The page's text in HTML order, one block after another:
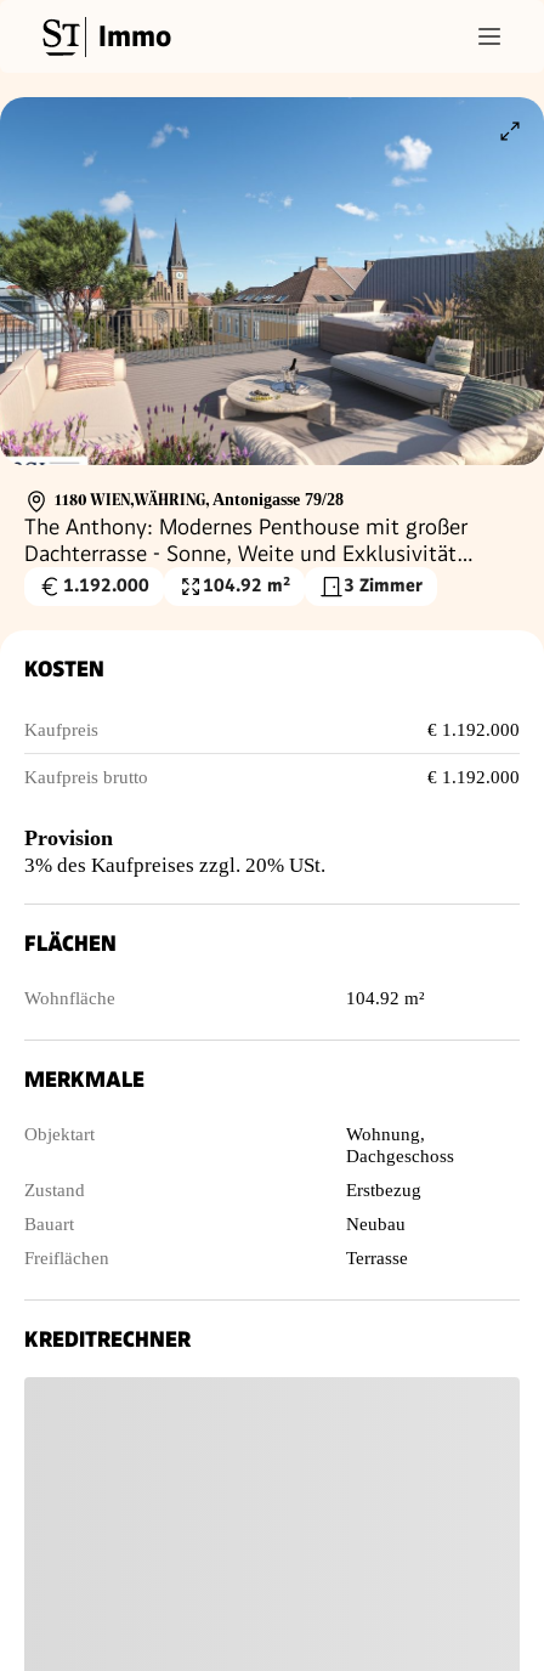
Immo
1180 WIEN,WÄHRING, Antonigasse 79/28
The Anthony: Modernes Penthouse mit großer
Dachterrasse - Sonne, Weite und Exklusivität
garantiert
Kaufpreis
1.192.000
Wohnfläche
104.92 m² 3 Zimmer
KOSTEN
Kaufpreis € 1.192.000
Kaufpreis brutto € 1.192.000
Provision
3% des Kaufpreises zzgl. 20% USt.
FLÄCHEN
Wohnfläche 104.92 m²
MERKMALE
Objektart
Wohnung,
Dachgeschoss
Zustand
Erstbezug
Bauart
Neubau
Freiflächen
Terrasse
KREDITRECHNER